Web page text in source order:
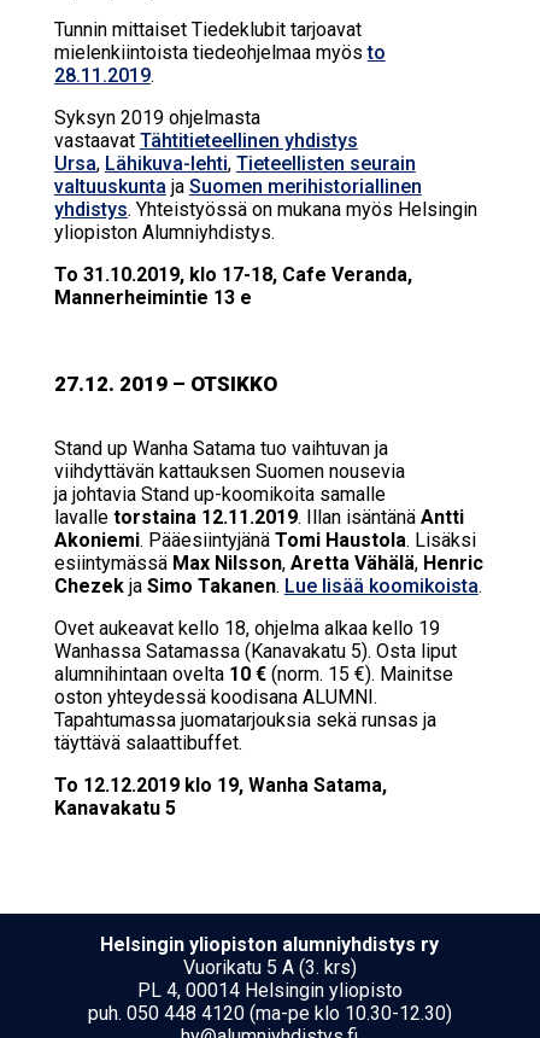
Tunnin mittaiset Tiedeklubit tarjoavat
mielenkiintoista tiedeohjelmaa myösto
28.11.2019.
Syksyn 2019 ohjelmasta
vastaavat Tähtitieteellinen yhdistys
Ursa, Lähikuva-lehti, Tieteellisten seurain
valtuuskunta ja Suomen merihistoriallinen
yhdistys. Yhteistyössä on mukana myös Helsingin
yliopiston Alumniyhdistys.
To 31.10.2019, klo 17-18, Cafe Veranda,
Mannerheimintie 13 e
27.12. 2019 – OTSIKKO
Stand up Wanha Satama tuo vaihtuvan ja
viihdyttävän kattauksen Suomen nousevia
ja johtavia Stand up-koomikoita samalle
lavalle torstaina 12.11.2019. Illan isäntänä Antti
Akoniemi. Pääesiintyjänä Tomi Haustola. Lisäksi
esiintymässä Max Nilsson, Aretta Vähälä, Henric
Chezekja Simo Takanen. Lue lisää koomikoista.
Ovet aukeavat kello 18, ohjelma alkaa kello 19
Wanhassa Satamassa (Kanavakatu 5). Osta liput
alumnihintaan ovelta 10 €(norm. 15 €). Mainitse
oston yhteydessä koodisana ALUMNI.
Tapahtumassa juomatarjouksia sekä runsas ja
täyttävä salaattibuffet.
To 12.12.2019 klo 19, Wanha Satama,
Kanavakatu 5
Hel­sin­gin yli­opis­ton alumniyhdistys ry
Vuorikatu 5 A (3. krs)
PL 4, 00014 Helsingin yliopisto
puh. 050 448 4120 (ma-pe klo 10.30-12.30)